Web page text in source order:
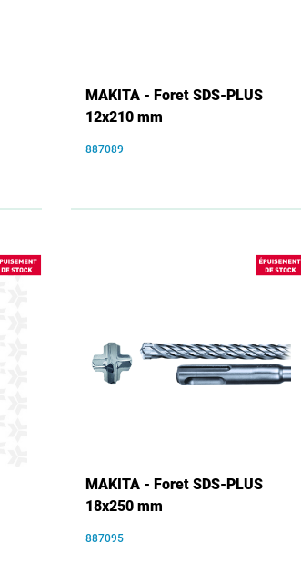
MAKITA - Foret SDS-PLUS
12x210 mm
887089
MAKITA - Foret SDS-PLUS
18x250 mm
887095